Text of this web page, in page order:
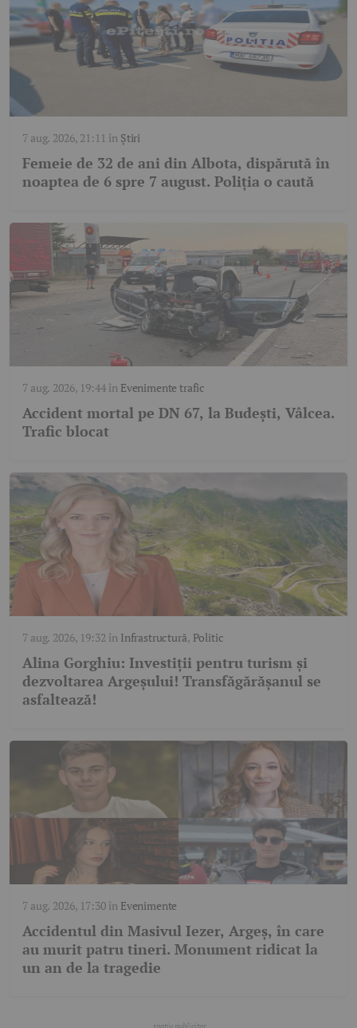
7 aug. 2026, 21:11 în Știri
Femeie de 32 de ani din Albota, dispărută în
noaptea de 6 spre 7 august. Poliția o caută
7 aug. 2026, 19:44în Evenimente trafic
Accident mortal pe DN 67, la Budești, Vâlcea.
Trafic blocat
7 aug. 2026, 19:32 în Infrastructură, Politic
Alina Gorghiu: Investiții pentru turism și
dezvoltarea Argeșului! Transfăgărășanul se
asfaltează!
7 aug. 2026, 17:30în Evenimente
Accidentul din Masivul Iezer, Argeș, în care
au murit patru tineri. Monument ridicat la
un an de la tragedie